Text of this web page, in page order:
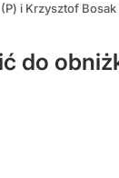
i Krzysztof Bosak
do